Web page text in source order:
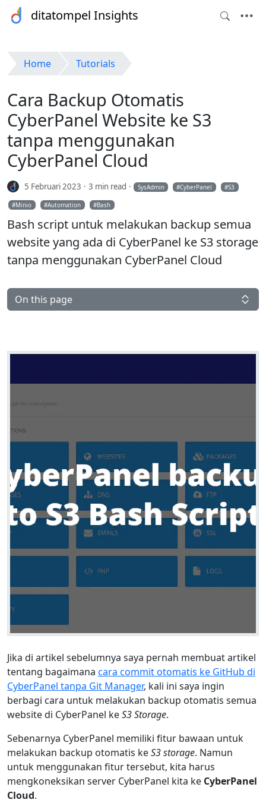
ditatompel Insights
Home Tutorials
Cara Backup Otomatis
CyberPanel Website ke S3
tanpa menggunakan
CyberPanel Cloud
5 Februari 2023 3 min read SysAdmin CyberPanel S3
Minio Automation Bash
Bash script untuk melakukan backup semua
website yang ada di CyberPanel ke S3 storage
tanpa menggunakan CyberPanel Cloud
On this page
Jika di artikel sebelumnya saya pernah membuat artikel
tentang bagaimana cara commit otomatis ke GitHub di
CyberPanel tanpa Git Manager, kali ini saya ingin
berbagi cara untuk melakukan backup otomatis semua
website di CyberPanel keS3 Storage.
Sebenarnya CyberPanel memiliki fitur bawaan untuk
melakukan backup otomatis keS3 storage. Namun
untuk menggunakan fitur tersebut, kita harus
mengkoneksikan server CyberPanel kita ke CyberPanel
Cloud.